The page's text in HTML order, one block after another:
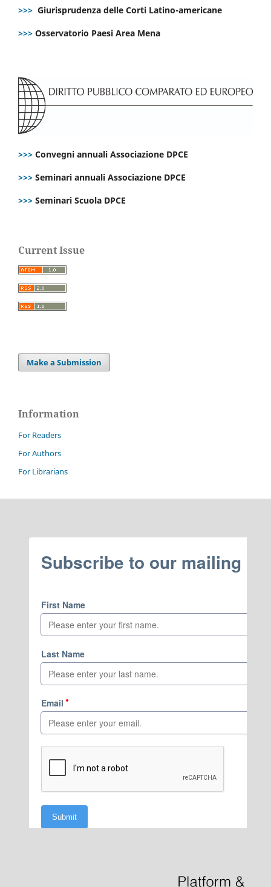
>>> Giurisprudenza delle Corti Latino-americane
>>> Osservatorio Paesi Area Mena
>>> Convegni annuali Associazione DPCE
>>> Seminari annuali Associazione DPCE
>>> Seminari Scuola DPCE
Current Issue
Make a Submission
Information
For Readers
For Authors
For Librarians